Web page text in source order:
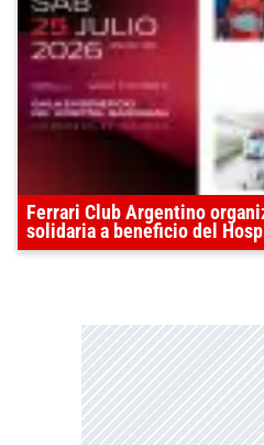
Ferrari Club Argentino
solidaria a beneficio del